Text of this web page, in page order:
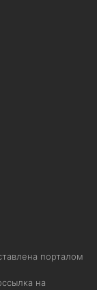
порталом
на